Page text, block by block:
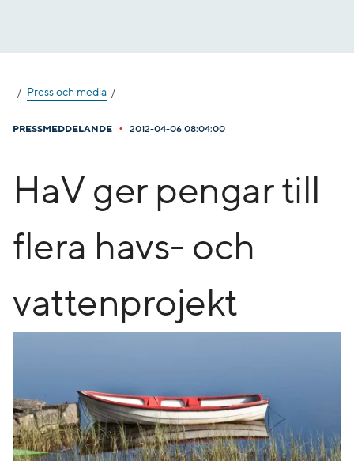
Press och media
PRESSMEDDELANDE • 2012-04-06 08:04:00
HaV ger pengar till
flera havs- och
vattenprojekt